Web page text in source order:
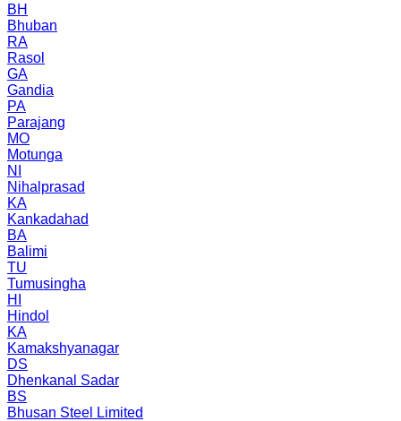
BH
Bhuban
RA
Rasol
GA
Gandia
PA
Parajang
MO
Motunga
NI
Nihalprasad
KA
Kankadahad
BA
Balimi
TU
Tumusingha
HI
Hindol
KA
Kamakshyanagar
DS
Dhenkanal Sadar
BS
Bhusan Steel Limited